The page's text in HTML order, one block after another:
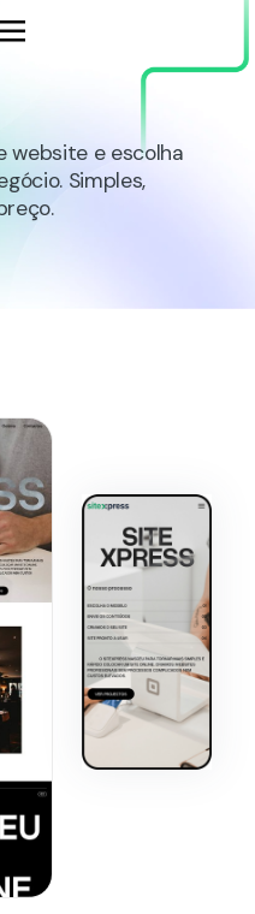
website e escolha
Simples,